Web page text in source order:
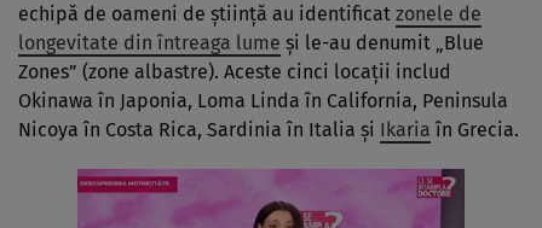
echipă de oameni de știință au identificat zonele de
longevitate din întreaga lume și le-au denumit „Blue
Zones” (zone albastre). Aceste cinci locații includ
Okinawa în Japonia, Loma Linda în California, Peninsula
Nicoya în Costa Rica, Sardinia în Italia și Ikaria în Grecia.